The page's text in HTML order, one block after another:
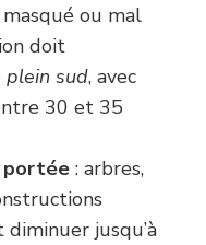
masqué ou mal
doit
plein sud, avec
30 et 35
portée : arbres,
jusqu’à